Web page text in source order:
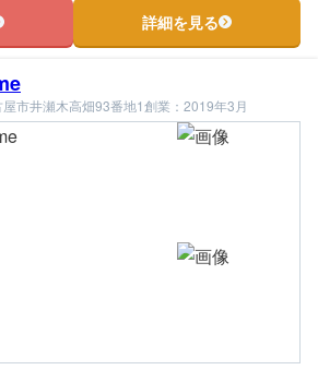
詳細を見る
市井瀬木高畑93番地1創業：2019年3月